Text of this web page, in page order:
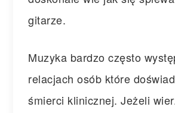
gitarze.
Muzyka bardzo często
relacjach osób które
śmierci klinicznej. Jeżeli